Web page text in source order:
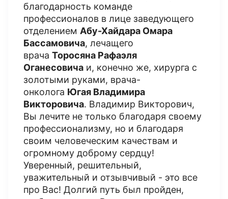
благодарность команде
профессионалов в лице заведующего
отделением Абу-Хайдара Омара
Бассамовича, лечащего
врача Торосяна Рафаэля
Оганесовича и, конечно же, хирурга с
золотыми руками, врача-
онколога Югая Владимира
Викторовича. Владимир Викторович,
Вы лечите не только благодаря своему
профессионализму, но и благодаря
своим человеческим качествам и
огромному доброму сердцу!
Уверенный, решительный,
уважительный и отзывчивый - это все
про Вас! Долгий путь был пройден,